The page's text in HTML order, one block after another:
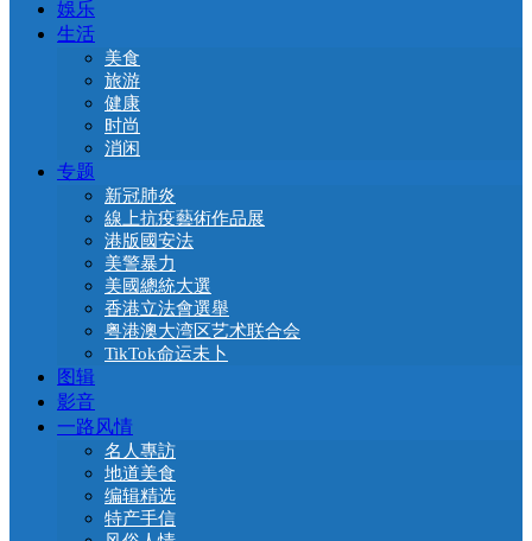
娛乐
生活
美食
旅游
健康
时尚
消闲
专题
新冠肺炎
線上抗疫藝術作品展
港版國安法
美警暴力
美國總統大選
香港立法會選舉
粤港澳大湾区艺术联合会
TikTok命运未卜
图辑
影音
一路风情
名人專訪
地道美食
编辑精选
特产手信